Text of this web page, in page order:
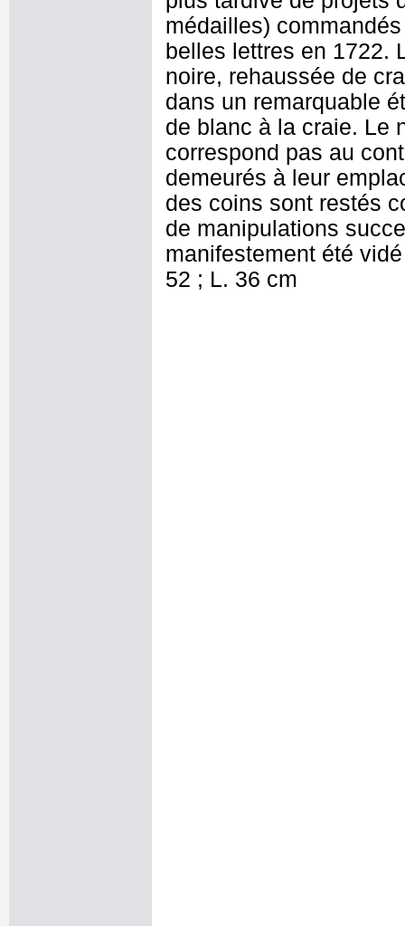
médailles)
belles lettres en 1722.
noire, rehaussée de
dans un remarquable
de blanc à la craie. Le
correspond pas au
demeurés à leur
des coins sont restés
de manipulations
manifestement été
52 ; L. 36 cm